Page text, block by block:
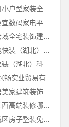
福建尚艺空间新材料科技有限公司小户型家装全屋改造省心省力
湖北省惠物电子商务有限公司：便宜数码家电平台好不好
海安一站式装修公司价格，南通宏域全宅装饰建材有限公司性价比
同城不拖工家装一口价签约本地快装（湖北）科技有限公司
专业家装装修哪家专业佛山市雅居美家建筑装饰工程有限公司
江西圣匠新型环保材料有限公司江西高端装修哪家好